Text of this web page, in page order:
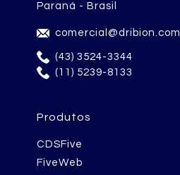
Paraná - Brasil
comercial@dribion.com
(43) 3524-3344
(11) 5239-8133
Produtos
CDSFive
FiveWeb